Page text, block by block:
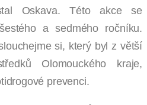
Oskava. Této akce se
a sedmého ročníku.
si, který byl z větší
Olomouckého kraje,
prevenci.